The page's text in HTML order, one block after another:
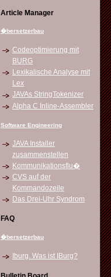
Article Manager
�bersetzerbau
Codeoptimierung mit
BURG
Lexikalische Analyse mit
Lex
JAVAs StringTokenizer
Alpha C Inline-Assembler
Software Engineering
JAVA Installer
zusammenstellen
Kommunikationsflu�
CVS auf der
Kommandozeile
Das Drei-Uhr Syndrom
FAQ
�bersetzerbau
Iburg. Was ist IBurg?